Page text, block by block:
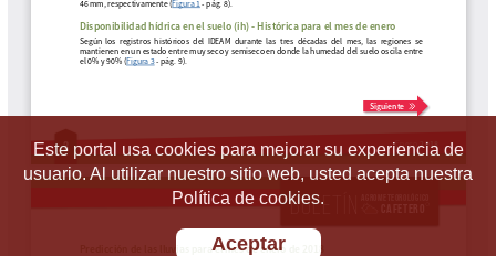
Este portal usa cookies para mejorar su experiencia de
usuario. Al utilizar nuestro sitio web, usted acepta nuestra
Política de cookies.
Aceptar